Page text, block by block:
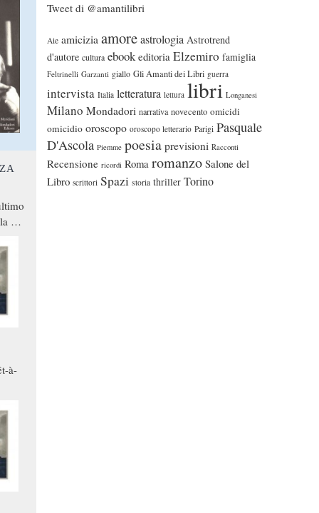
Tweet di @amantilibri
Aie amicizia amoreastrologia Astrotrend
d'autore cultura ebook editoria Elzemiro famiglia
Feltrinelli Garzanti giallo Gli Amanti dei Libri guerra
intervista Italia letteratura lettura libri Longanesi
Milano Mondadori narrativa novecento omicidi
omicidio oroscopo oroscopo letterario Parigi Pasquale
D'Ascola Piemme poesia previsioni Racconti
Recensione ricordi Roma romanzo Salone del
Libro scrittori Spazi storia thriller Torino
a
à-